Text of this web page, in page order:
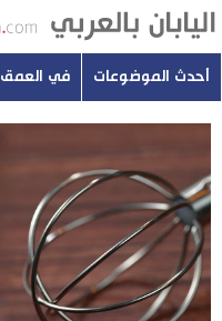
أحدث الموضوعات
في العمق
أحدث الموضوعات في العمق